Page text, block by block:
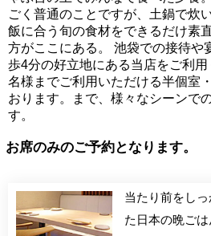
ごく普通のことですが、土鍋で炊
飯に合う旬の食材をできるだけ素
方がここにある。 池袋での接待や
歩4分の好立地にある当店をご利
名様までご利用いただける半個室
おります。まで、様々なシーンで
す。
お席のみのご予約となります。
当たり前をし
た日本の晩ご